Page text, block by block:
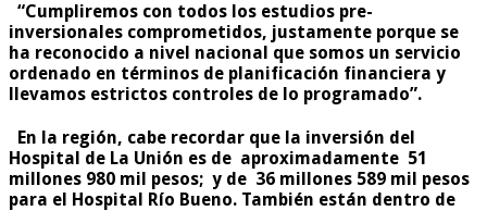
“Cumpliremos con todos los estudios pre-
inversionales comprometidos, justamente porque se
ha reconocido a nivel nacional que somos un servicio
ordenado en términos de planificación financiera y
llevamos estrictos controles de lo programado”.
En la región, cabe recordar que la inversión del
Hospital de La Unión es de aproximadamente 51
millones 980 mil pesos; y de 36 millones 589 mil pesos
para el Hospital Río Bueno. También están dentro de